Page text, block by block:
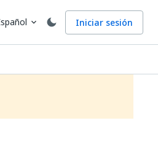
expand_more Iniciar sesión